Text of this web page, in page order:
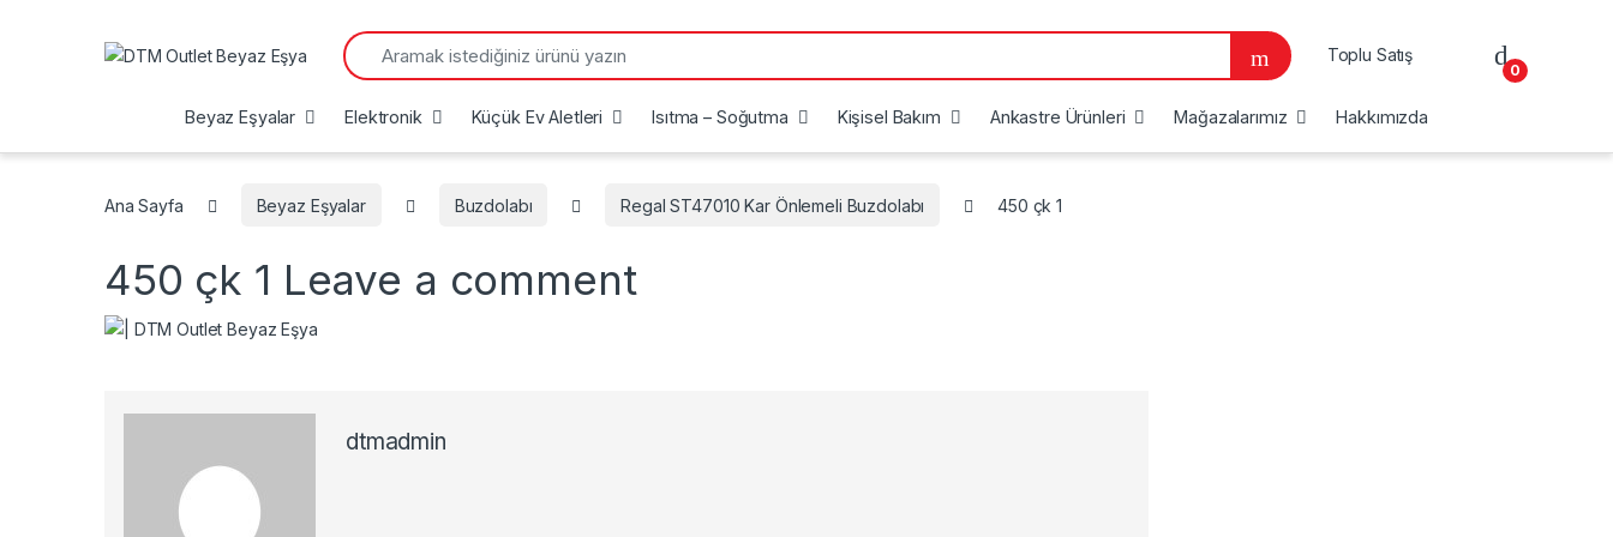
Search for:
Toplu Satış
0
Beyaz Eşyalar Elektronik Küçük Ev Aletleri Isıtma – Soğutma Kişisel Bakım Ankastre Ürünleri Mağazalarımız Hakkımızda
Ana Sayfa Beyaz Eşyalar Buzdolabı Regal ST47010 Kar Önlemeli Buzdolabı 450 çk 1
450 çk 1 Leave a comment
dtmadmin